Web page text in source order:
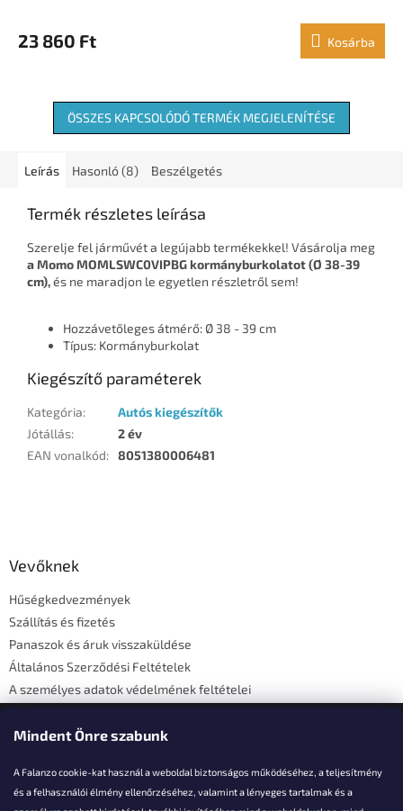
Mindent Önre szabunk
A Falanzo cookie-kat használ a weboldal biztonságos működéséhez, a teljesítmény
és a felhasználói élmény ellenőrzéséhez, valamint a lényeges tartalmak és a
23 860 Ft Kosárba
ÖSSZES KAPCSOLÓDÓ TERMÉK MEGJELENÍTÉSE
Leírás Hasonló (8) Beszélgetés
Termék részletes leírása
Szerelje fel járművét a legújabb termékekkel! Vásárolja meg
a Momo MOMLSWC0VIPBG kormányburkolatot (Ø 38-39
cm),és ne maradjon le egyetlen részletről sem!
Hozzávetőleges átmérő: Ø 38 - 39 cm
Típus: Kormányburkolat
Kiegészítő paraméterek
Kategória:
Autós kiegészítők
Jótállás:
2 év
EAN vonalkód: 8051380006481
Vevőknek
Hűségkedvezmények
Szállítás és fizetés
Panaszok és áruk visszaküldése
Általános Szerződési Feltételek
A személyes adatok védelmének feltételei
Elérhetőségi adatok